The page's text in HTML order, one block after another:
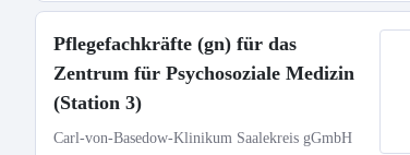
Pflegefachkräfte (gn) für das
Zentrum für Psychosoziale Medizin
(Station 3)
Carl-von-Basedow-Klinikum Saalekreis gGmbH